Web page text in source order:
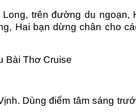
trên đường du ngoạn,
Hai bạn dừng chân cho
Bài Thơ Cruise
Dùng điểm tâm sáng